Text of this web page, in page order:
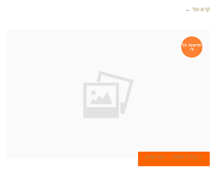
קרא עוד ←
חדשות כל
לי
3 במרץ 2008 עמי שרון